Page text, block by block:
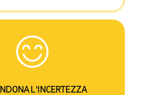
L'INCERTEZZA